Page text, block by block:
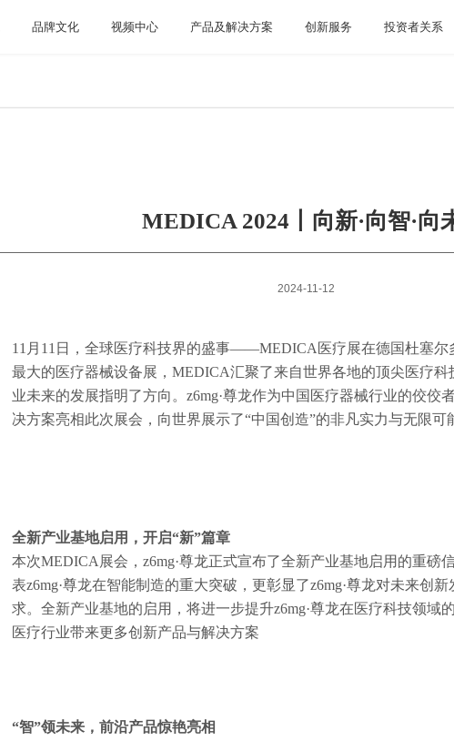
品牌文化 视频中心 产品及解决方案 创新服务 投资者关系
MEDICA 2024丨向新·向智·向
2024-11-12
11月11日，全球医疗科技界的盛事——MEDICA医疗展在德国杜塞尔
最大的医疗器械设备展，MEDICA汇聚了来自世界各地的顶尖医疗
业未来的发展指明了方向。z6mg·尊龙作为中国医疗器械行业的佼佼
决方案亮相此次展会，向世界展示了“中国创造”的非凡实力与无限可
全新产业基地启用，开启“新”篇章
本次MEDICA展会，z6mg·尊龙正式宣布了全新产业基地启用的重磅
表z6mg·尊龙在智能制造的重大突破，更彰显了z6mg·尊龙对未来创
求。全新产业基地的启用，将进一步提升z6mg·尊龙在医疗科技领域
医疗行业带来更多创新产品与解决方案
“智”领未来，前沿产品惊艳亮相